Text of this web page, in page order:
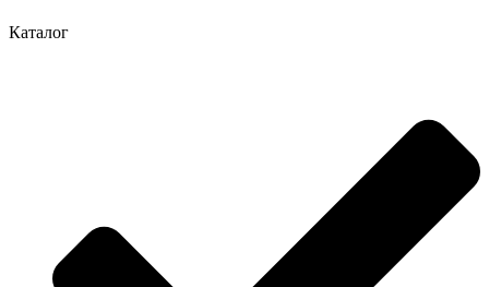
Каталог